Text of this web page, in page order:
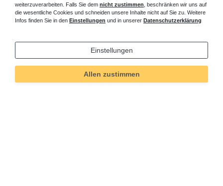
weiterzuverarbeiten. Falls Sie dem nicht zustimmen , beschränken wir uns auf
die wesentliche Cookies und schneiden unsere Inhalte nicht auf Sie zu. Weitere
Infos finden Sie in den Einstellungen und in unserer Datenschutzerklärung
Einstellungen
Allen zustimmen